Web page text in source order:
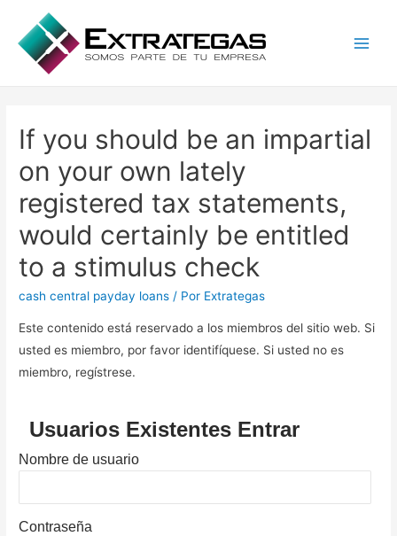
If you should be an impartial
on your own lately
registered tax statements,
would certainly be entitled
to a stimulus check
cash central payday loans / Por Extrategas
Este contenido está reservado a los miembros del sitio web. Si
usted es miembro, por favor identifíquese. Si usted no es
miembro, regístrese.
Usuarios Existentes Entrar
Nombre de usuario
Contraseña